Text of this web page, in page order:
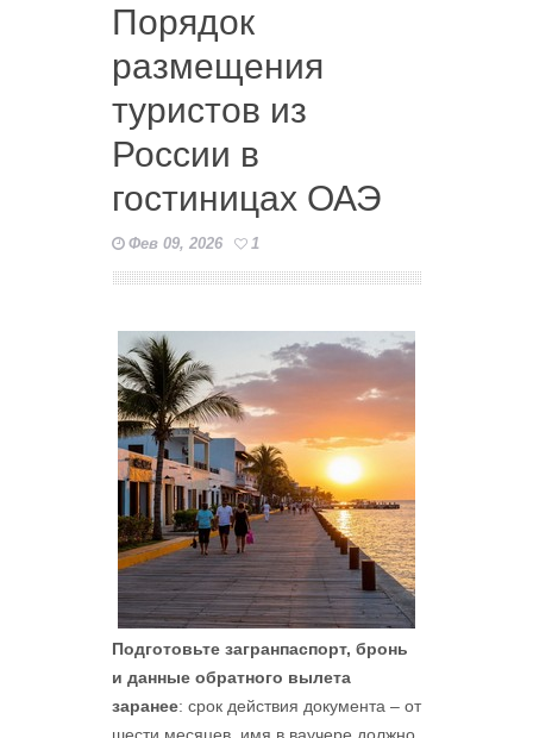
Порядок
размещения
туристов из
России в
гостиницах ОАЭ
Фев 09, 2026 1
Подготовьте загранпаспорт, бронь
и данные обратного вылета
заранее: срок действия документа – от